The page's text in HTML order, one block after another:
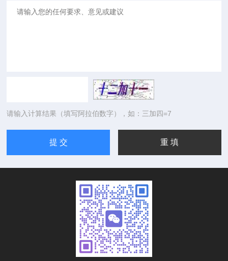
请输入计算结果（填写阿拉伯数字），如：三加四=7